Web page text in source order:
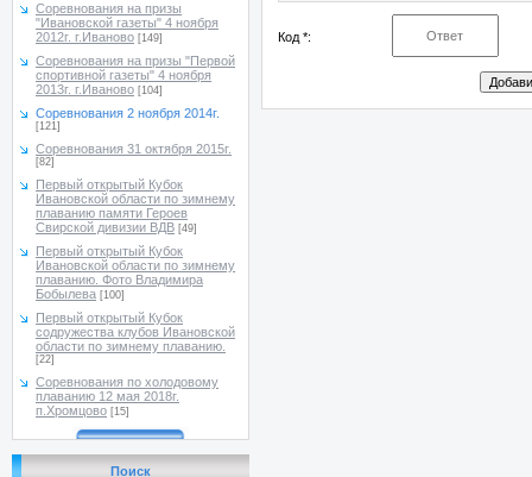
Соревнования на призы
"Ивановской газеты" 4 ноября
2012г. г.Иваново [149]
Соревнования на призы "Первой
спортивной газеты" 4 ноября
2013г. г.Иваново [104]
Соревнования 2 ноября 2014г.
[121]
Соревнования 31 октября 2015г.
[82]
Первый открытый Кубок
Ивановской области по зимнему
плаванию памяти Героев
Свирской дивизии ВДВ [49]
Первый открытый Кубок
Ивановской области по зимнему
плаванию. Фото Владимира
Бобылева [100]
Первый открытый Кубок
содружества клубов Ивановской
области по зимнему плаванию.
[22]
Соревнования по холодовому
плаванию 12 мая 2018г.
п.Хромцово [15]
Поиск
Код *: